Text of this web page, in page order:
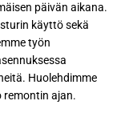
päivän aikana.
käyttö sekä
työn
Huolehdimme
remontin ajan.